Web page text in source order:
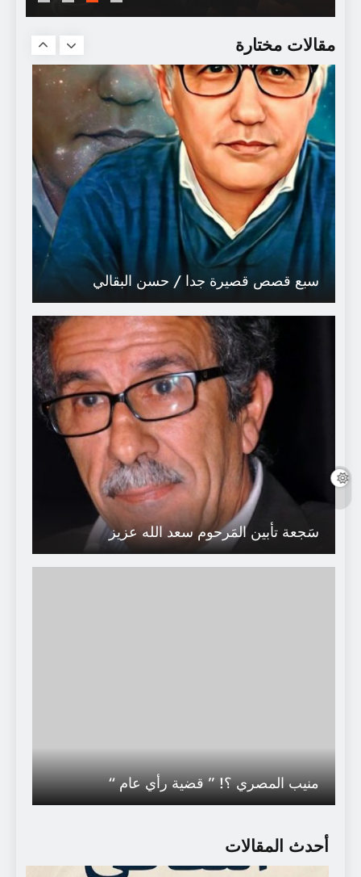
أحدث المقالات
مقالات مختارة
سبع قصص قصيرة جدا / حسن البقالي
سَجعة تأبين المَرحوم سعد الله عزيز
منيب المصري ؟! ” قضية رأي عام “